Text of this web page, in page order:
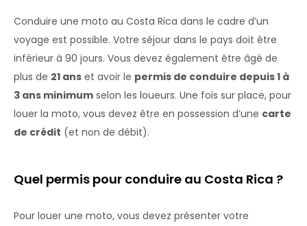
Conduire une moto au Costa Rica dans le cadre d’un
voyage est possible. Votre séjour dans le pays doit être
inférieur à 90 jours. Vous devez également être âgé de
plus de 21 ans et avoir le permis de conduire depuis 1 à
3 ans minimum selon les loueurs. Une fois sur place, pour
louer la moto, vous devez être en possession d’une carte
de crédit (et non de débit).
Quel permis pour conduire au Costa Rica ?
Pour louer une moto, vous devez présenter votre